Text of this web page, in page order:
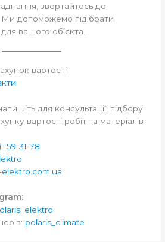
звертайтесь до
. Ми допоможемо підібрати
вашого об’єкта.
вартості
для консультації, підбору
вартості робіт та матеріалів
31-78
polaris_climate